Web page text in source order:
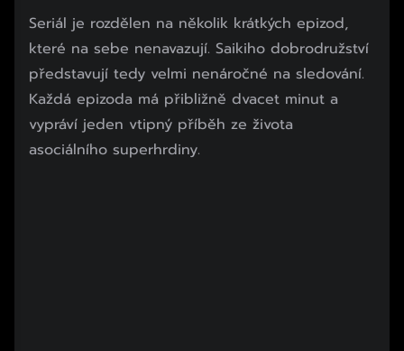
Seriál je rozdělen na několik krátkých epizod,
které na sebe nenavazují. Saikiho dobrodružství
představují tedy velmi nenáročné na sledování.
Každá epizoda má přibližně dvacet minut a
vypráví jeden vtipný příběh ze života
asociálního superhrdiny.